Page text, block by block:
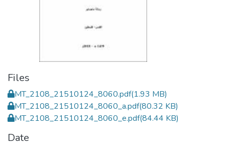
Files
MT_2108_21510124_8060.pdf(1.93 MB)
MT_2108_21510124_8060_a.pdf(80.32 KB)
MT_2108_21510124_8060_e.pdf(84.44 KB)
Date